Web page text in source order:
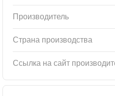
Производитель
Страна производства
Ссылка на сайт